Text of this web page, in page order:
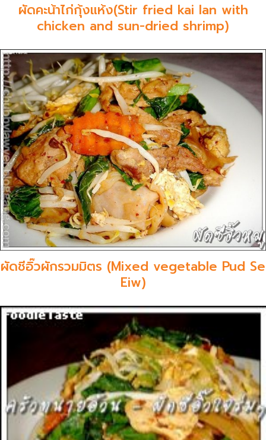
ผัดคะน้าไก่กุ้งแห้ง(Stir fried kai lan with
chicken and sun-dried shrimp)
ผัดชีอิ๊วผักรวมมิตร (Mixed vegetable Pud Se
Eiw)